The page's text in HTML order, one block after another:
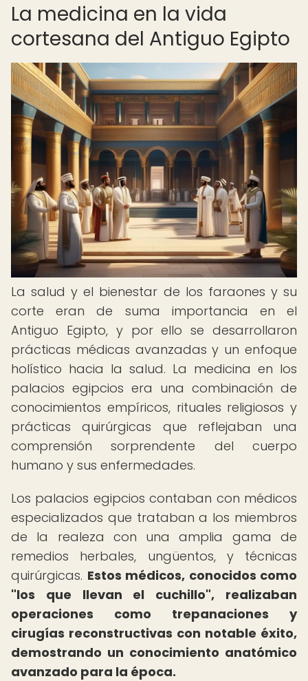
La medicina en la vida
cortesana del Antiguo Egipto
La salud y el bienestar de los faraones y su
corte eran de suma importancia en el
Antiguo Egipto, y por ello se desarrollaron
prácticas médicas avanzadas y un enfoque
holístico hacia la salud. La medicina en los
palacios egipcios era una combinación de
conocimientos empíricos, rituales religiosos y
prácticas quirúrgicas que reflejaban una
comprensión sorprendente del cuerpo
humano y sus enfermedades.
Los palacios egipcios contaban con médicos
especializados que trataban a los miembros
de la realeza con una amplia gama de
remedios herbales, ungüentos, y técnicas
quirúrgicas. Estos médicos, conocidos como
"los que llevan el cuchillo", realizaban
operaciones como trepanaciones y
cirugías reconstructivas con notable éxito,
demostrando un conocimiento anatómico
avanzado para la época.